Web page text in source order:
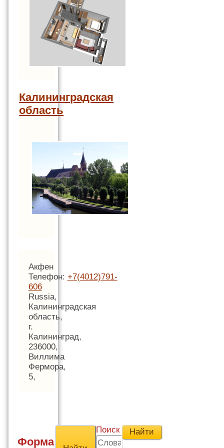
Калининградская
область
Акфен
Телефон: +7(4012)791-
606
Russia,
Калининградская
область,
г.
Калининград,
236000,
Виллима
Фермора,
5,
Форма
Поиск